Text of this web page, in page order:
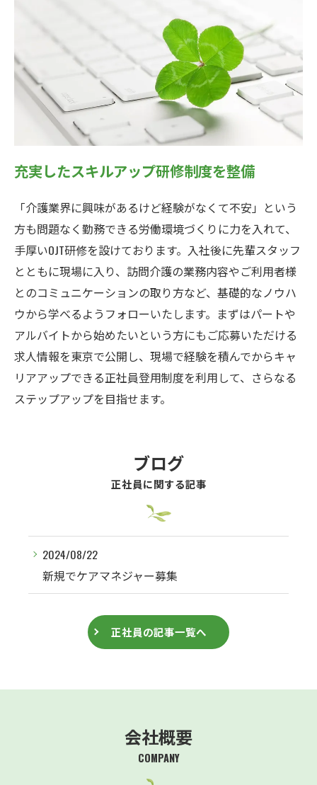
充実したスキルアップ研修制度を整備
「介護業界に興味があるけど経験がなくて不安」という
方も問題なく勤務できる労働環境づくりに力を入れて、
手厚いOJT研修を設けております。入社後に先輩スタッフ
とともに現場に入り、訪問介護の業務内容やご利用者様
とのコミュニケーションの取り方など、基礎的なノウハ
ウから学べるようフォローいたします。まずはパートや
アルバイトから始めたいという方にもご応募いただける
求人情報を東京で公開し、現場で経験を積んでからキャ
リアアップできる正社員登用制度を利用して、さらなる
ステップアップを目指せます。
ブログ
正社員に関する記事
2024/08/22
新規でケアマネジャー募集
正社員の記事一覧へ
会社概要
COMPANY